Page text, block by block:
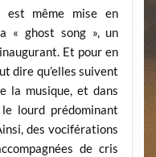
est même mise en
« ghost song », un
Et pour en
dire qu’elles suivent
la musique, et dans
lourd prédominant
des vociférations
de cris